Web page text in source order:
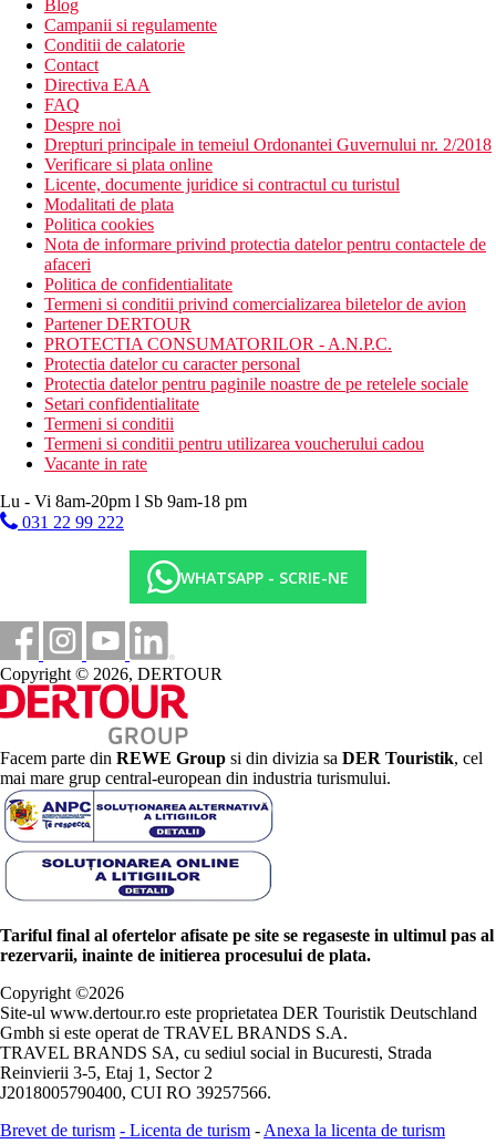
Blog
Campanii si regulamente
Conditii de calatorie
Contact
Directiva EAA
FAQ
Despre noi
Drepturi principale in temeiul Ordonantei Guvernului nr. 2/2018
Verificare si plata online
Licente, documente juridice si contractul cu turistul
Modalitati de plata
Politica cookies
Nota de informare privind protectia datelor pentru contactele de
afaceri
Politica de confidentialitate
Termeni si conditii privind comercializarea biletelor de avion
Partener DERTOUR
PROTECTIA CONSUMATORILOR - A.N.P.C.
Protectia datelor cu caracter personal
Protectia datelor pentru paginile noastre de pe retelele sociale
Setari confidentialitate
Termeni si conditii
Termeni si conditii pentru utilizarea voucherului cadou
Vacante in rate
Lu - Vi 8am-20pm l Sb 9am-18 pm
031 22 99 222
WHATSAPP - SCRIE-NE
Copyright © 2026, DERTOUR
Facem parte din REWE Group si din divizia sa DER Touristik, cel
mai mare grup central-european din industria turismului.
Tariful final al ofertelor afisate pe site se regaseste in ultimul pas al
rezervarii, inainte de initierea procesului de plata.
Copyright ©2026
Site-ul www.dertour.ro este proprietatea DER Touristik Deutschland
Gmbh si este operat de TRAVEL BRANDS S.A.
TRAVEL BRANDS SA, cu sediul social in Bucuresti, Strada
Reinvierii 3-5, Etaj 1, Sector 2
J2018005790400, CUI RO 39257566.
Brevet de turism - Licenta de turism - Anexa la licenta de turism